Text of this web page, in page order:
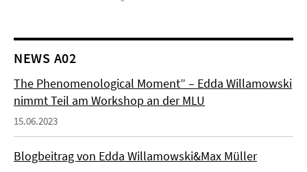
NEWS A02
The Phenomenological Moment” – Edda Willamowski
nimmt Teil am Workshop an der MLU
15.06.2023
Blogbeitrag von Edda Willamowski&Max Müller